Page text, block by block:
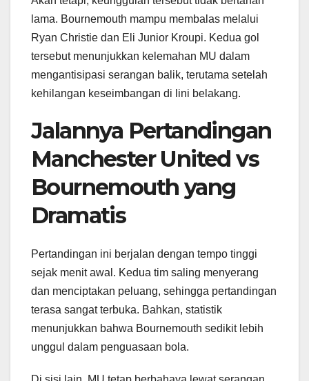
lama. Bournemouth mampu membalas melalui
Ryan Christie dan Eli Junior Kroupi. Kedua gol
tersebut menunjukkan kelemahan MU dalam
mengantisipasi serangan balik, terutama setelah
kehilangan keseimbangan di lini belakang.
Jalannya Pertandingan
Manchester United vs
Bournemouth yang
Dramatis
Pertandingan ini berjalan dengan tempo tinggi
sejak menit awal. Kedua tim saling menyerang
dan menciptakan peluang, sehingga pertandingan
terasa sangat terbuka. Bahkan, statistik
menunjukkan bahwa Bournemouth sedikit lebih
unggul dalam penguasaan bola.